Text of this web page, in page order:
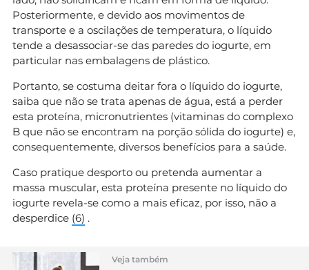
Posteriormente, e devido aos movimentos de
transporte e a oscilações de temperatura, o líquido
tende a desassociar-se das paredes do iogurte, em
particular nas embalagens de plástico.
Portanto, se costuma deitar fora o líquido do iogurte,
saiba que não se trata apenas de água, está a perder
esta proteína, micronutrientes (vitaminas do complexo
B que não se encontram na porção sólida do iogurte) e,
consequentemente, diversos benefícios para a saúde.
Caso pratique desporto ou pretenda aumentar a
massa muscular, esta proteína presente no líquido do
iogurte revela-se como a mais eficaz, por isso, não a
desperdice (6) .
Veja também